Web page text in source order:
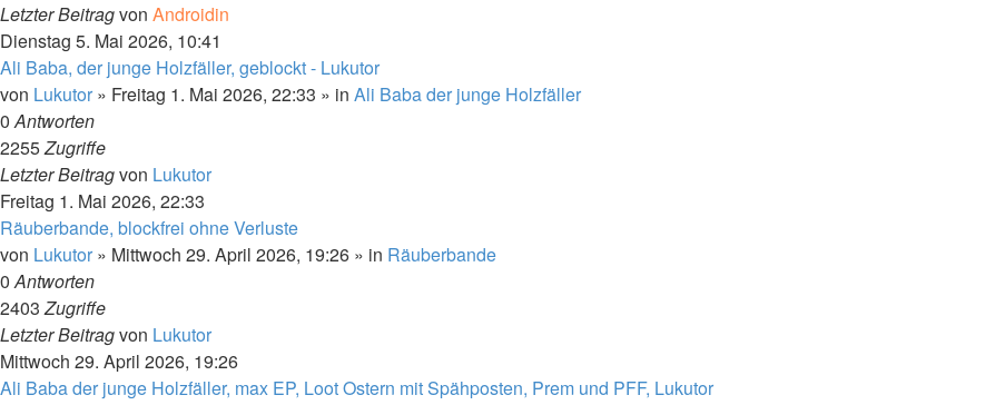
Letzter Beitragvon Androidin
Dienstag 5. Mai 2026, 10:41
Ali Baba, der junge Holzfäller, geblockt - Lukutor
von Lukutor » Freitag 1. Mai 2026, 22:33 » in Ali Baba der junge Holzfäller
0Antworten
2255Zugriffe
Letzter Beitragvon Lukutor
Freitag 1. Mai 2026, 22:33
Räuberbande, blockfrei ohne Verluste
von Lukutor » Mittwoch 29. April 2026, 19:26 » in Räuberbande
0Antworten
2403Zugriffe
Letzter Beitragvon Lukutor
Mittwoch 29. April 2026, 19:26
Ali Baba der junge Holzfäller, max EP, Loot Ostern mit Spähposten, Prem und PFF, Lukutor